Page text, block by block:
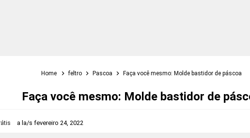
Home feltro Pascoa Faça você mesmo: Molde bastidor de páscoa
Faça você mesmo: Molde bastidor de
a la/s fevereiro 24, 2022